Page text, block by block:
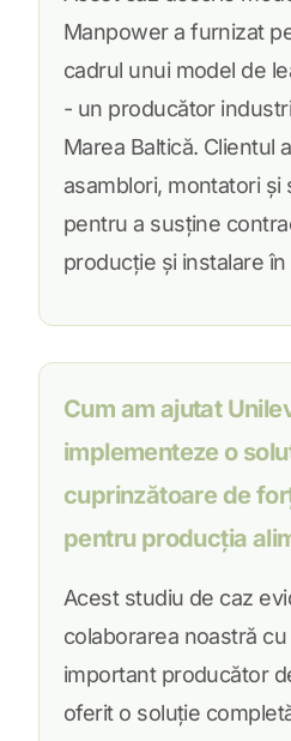
Manpower a furnizat
cadrul unui model de
- un producător
Marea Baltică. Clientul
asamblori, montatori și
pentru a susține
producție și instalare
Cum am ajutat
implementeze o
cuprinzătoare de
pentru producția
Acest studiu de caz
colaborarea noastră
important producător
oferit o soluție